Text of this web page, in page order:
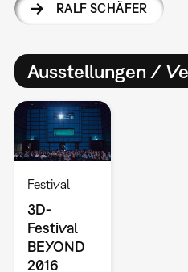
RALF SCHÄFER
Ausstellungen /
Festival
3D-
Festival
BEYOND
2016